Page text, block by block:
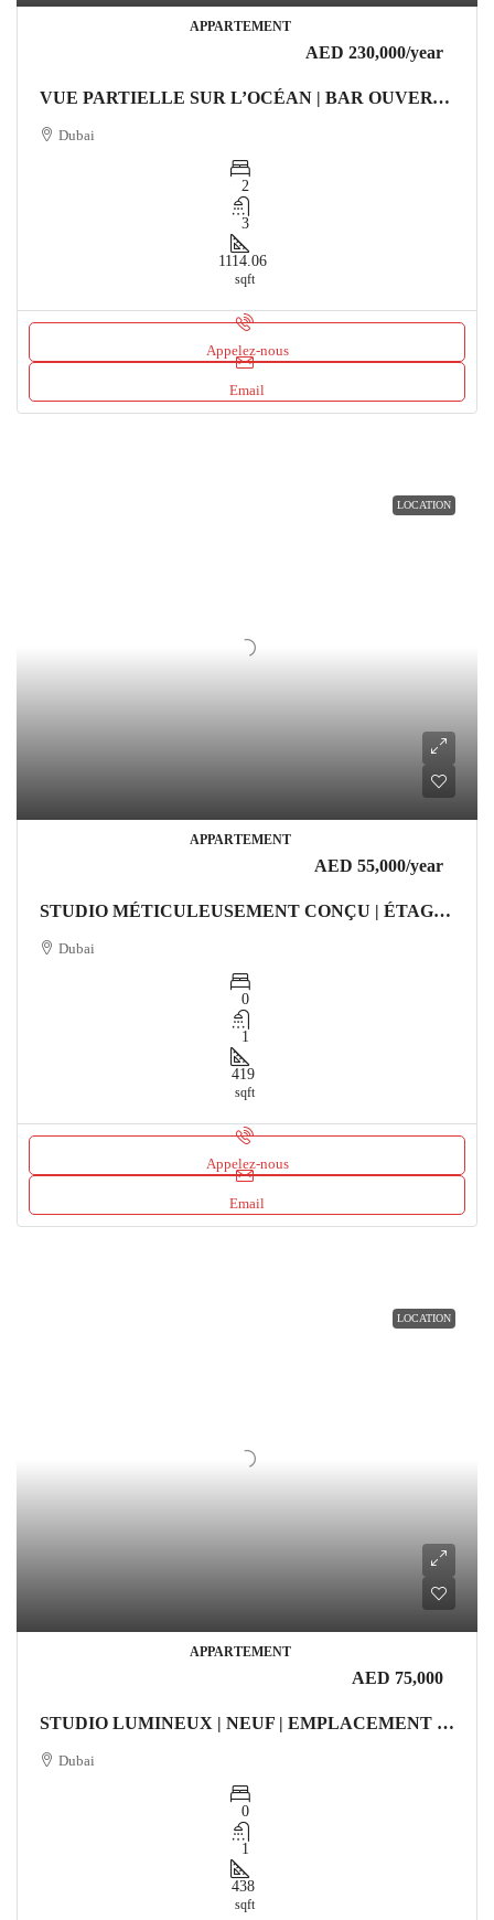
APPARTEMENT
AED 230,000/year
VUE PARTIELLE SUR L’OCÉAN | BAR OUVERT SUR LE TOIT | ACCÈS DIRECT À LA PLAGE Appartement Dubai
Dubai
2
3
1114.06
sqft
Appelez-nous
Email
LOCATION
APPARTEMENT
AED 55,000/year
STUDIO MÉTICULEUSEMENT CONÇU | ÉTAGE ÉLEVÉ | MEUBLÉ Appartement Dubai
Dubai
0
1
419
sqft
Appelez-nous
Email
LOCATION
APPARTEMENT
AED 75,000
STUDIO LUMINEUX | NEUF | EMPLACEMENT PREMIUM Appartement
Dubai
0
1
438
sqft